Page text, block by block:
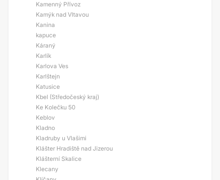
Kamenný Přívoz
Kamýk nad Vltavou
Kanina
kapuce
Káraný
Karlík
Karlova Ves
Karlštejn
Katusice
Kbel (Středočeský kraj)
Ke Kolečku 50
Keblov
Kladno
Kladruby u Vlašimi
Klášter Hradiště nad Jizerou
Klášterní Skalice
Klecany